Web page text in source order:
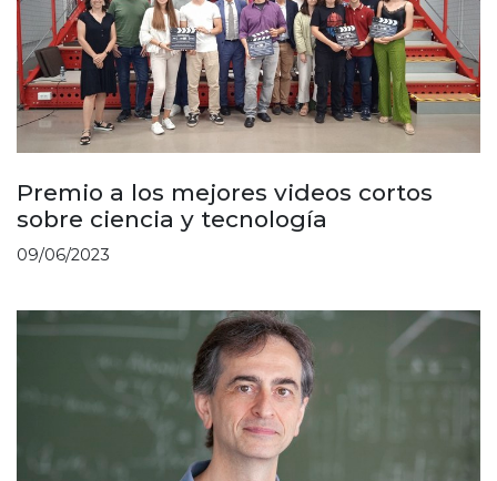
Premio a los mejores videos cortos
sobre ciencia y tecnología
09/06/2023